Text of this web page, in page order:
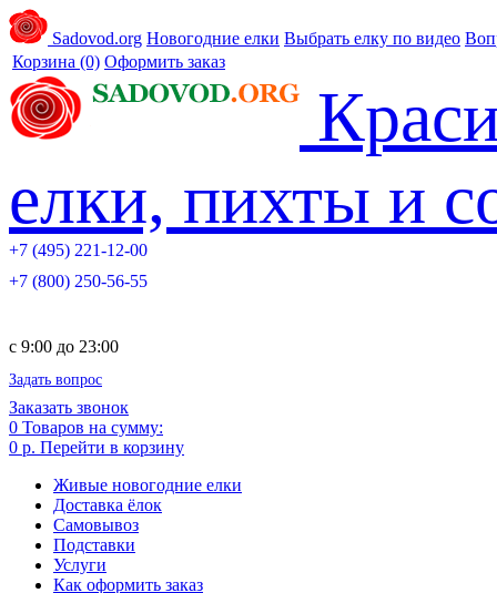
Sadovod.org Новогодние елки Выбрать елку по видео
Корзина (0) Оформить заказ
елки, пихты и
+7 (495) 221-12-00
+7 (800) 250-56-55
c 9:00 до 23:00
Задать вопрос
Заказать звонок
0 Товаров на сумму:
0 р. Перейти в корзину
Живые новогодние елки
Доставка ёлок
Самовывоз
Подставки
Услуги
Как оформить заказ